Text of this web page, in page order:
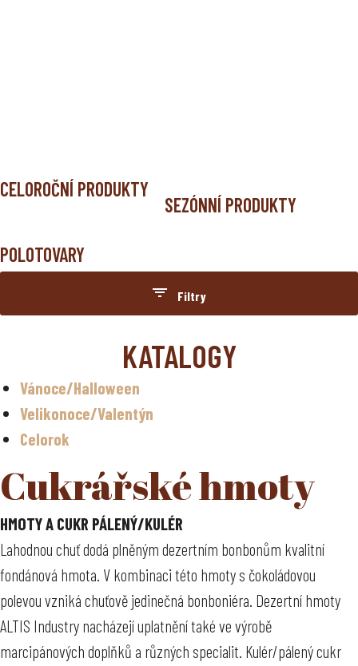
CELOROČNÍ PRODUKTY
SEZÓNNÍ PRODUKTY
POLOTOVARY
Filtry
Halloween
Čokoláda bez cukru/bez přidaného cukru
KATALOGY
Vánoce/Halloween
Velikonoce/Valentýn
Celorok
Cukrářské hmoty
HMOTY A CUKR PÁLENÝ/KULÉR
Lahodnou chuť dodá plněným dezertním bonbonům kvalitní
fondánová hmota. V kombinaci této hmoty s čokoládovou
polevou vzniká chuťově jedinečná bonboniéra. Dezertní hmoty
ALTIS Industry nacházejí uplatnění také ve výrobě
marcipánových doplňků a různých specialit. Kulér/pálený cukr